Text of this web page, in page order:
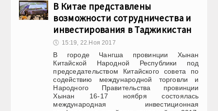
В Китае представлены
возможности сотрудничества и
инвестирования в Таджикистан
🕔 15:19, 22.Ноя 2017
В городе Чангша провинции Хынан
Китайской Народной Республики под
председательством Китайского совета по
содействию международной торговли и
Народного Правительства провинции
Хынан 16-17 ноября состоялась
международная инвестиционная